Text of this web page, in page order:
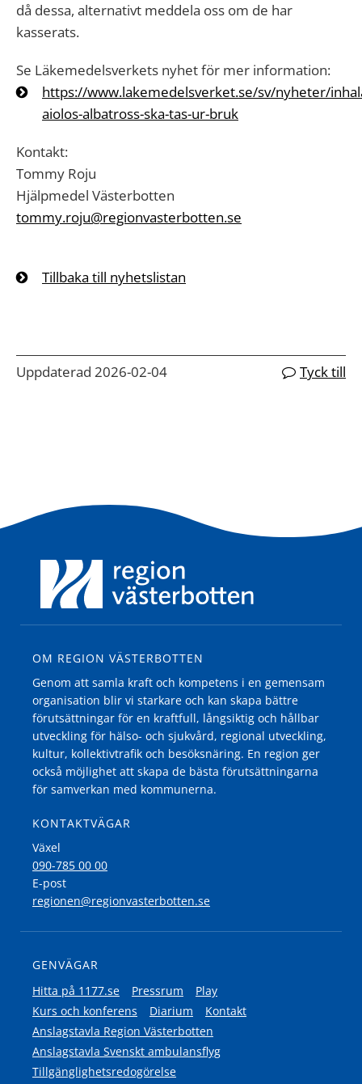
då dessa, alternativt meddela oss om de har
kasserats.
Se Läkemedelsverkets nyhet för mer information:
https://www.lakemedelsverket.se/sv/nyheter/
aiolos-albatross-ska-tas-ur-bruk
Kontakt:
Tommy Roju
Hjälpmedel Västerbotten
tommy.roju@regionvasterbotten.se
Tillbaka till nyhetslistan
Uppdaterad 2026-02-04 Tyck till
OM REGION VÄSTERBOTTEN
Genom att samla kraft och kompetens i en gemensam
organisation blir vi starkare och kan skapa bättre
förutsättningar för en kraftfull, långsiktig och hållbar
utveckling för hälso- och sjukvård, regional utveckling,
kultur, kollektivtrafik och besöksnäring. En region ger
också möjlighet att skapa de bästa förutsättningarna
för samverkan med kommunerna.
KONTAKTVÄGAR
Växel
090-785 00 00
E-post
regionen@regionvasterbotten.se
GENVÄGAR
Hitta på 1177.se
Pressrum
Play
Kurs och konferens
Diarium
Kontakt
Anslagstavla Region Västerbotten
Anslagstavla Svenskt ambulansflyg
Tillgänglighetsredogörelse